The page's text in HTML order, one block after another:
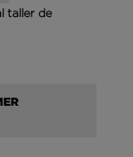
taller de